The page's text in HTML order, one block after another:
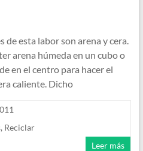
de esta labor son arena y cera.
arena húmeda en un cubo o
en el centro para hacer el
caliente. Dicho
, Reciclar
Leer más